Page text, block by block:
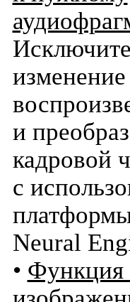
и
кадровой
с
Neural
• Функция